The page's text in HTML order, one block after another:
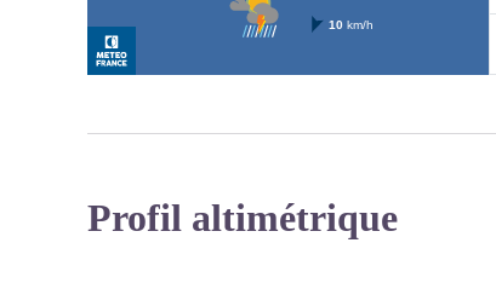
Profil altimétrique